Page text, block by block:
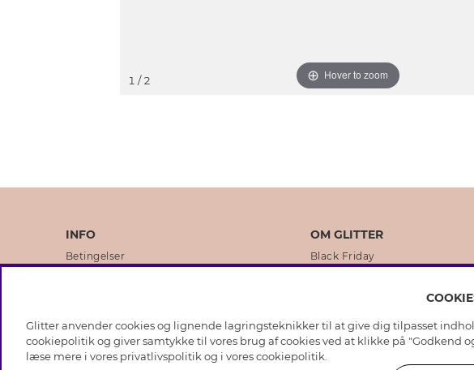
Hover to zoom
1 / 2
INFO
Betingelser
Medlemsbetingelser
OM GLITTER
Black Friday
Virksomhedens historie
Glitter anvender cookies og lignende lagringsteknikker til at give dig tilpasset
cookiepolitik og giver samtykke til vores brug af cookies ved at klikke på
læse mere i vores privatlivspolitik og i vorescookiepolitik